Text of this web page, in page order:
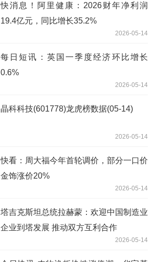
快消息！阿里健康：2026财年净利润
19.4亿元，同比增长35.2%
2026-05-14
每日短讯：英国一季度经济环比增长
0.6%
2026-05-14
晶科科技(601778)龙虎榜数据(05-14)
2026-05-14
快看：周大福今年首轮调价，部分一口价
金饰涨价20%
2026-05-14
塔吉克斯坦总统拉赫蒙：欢迎中国制造业
企业到塔发展 推动双方互利合作
2026-05-14